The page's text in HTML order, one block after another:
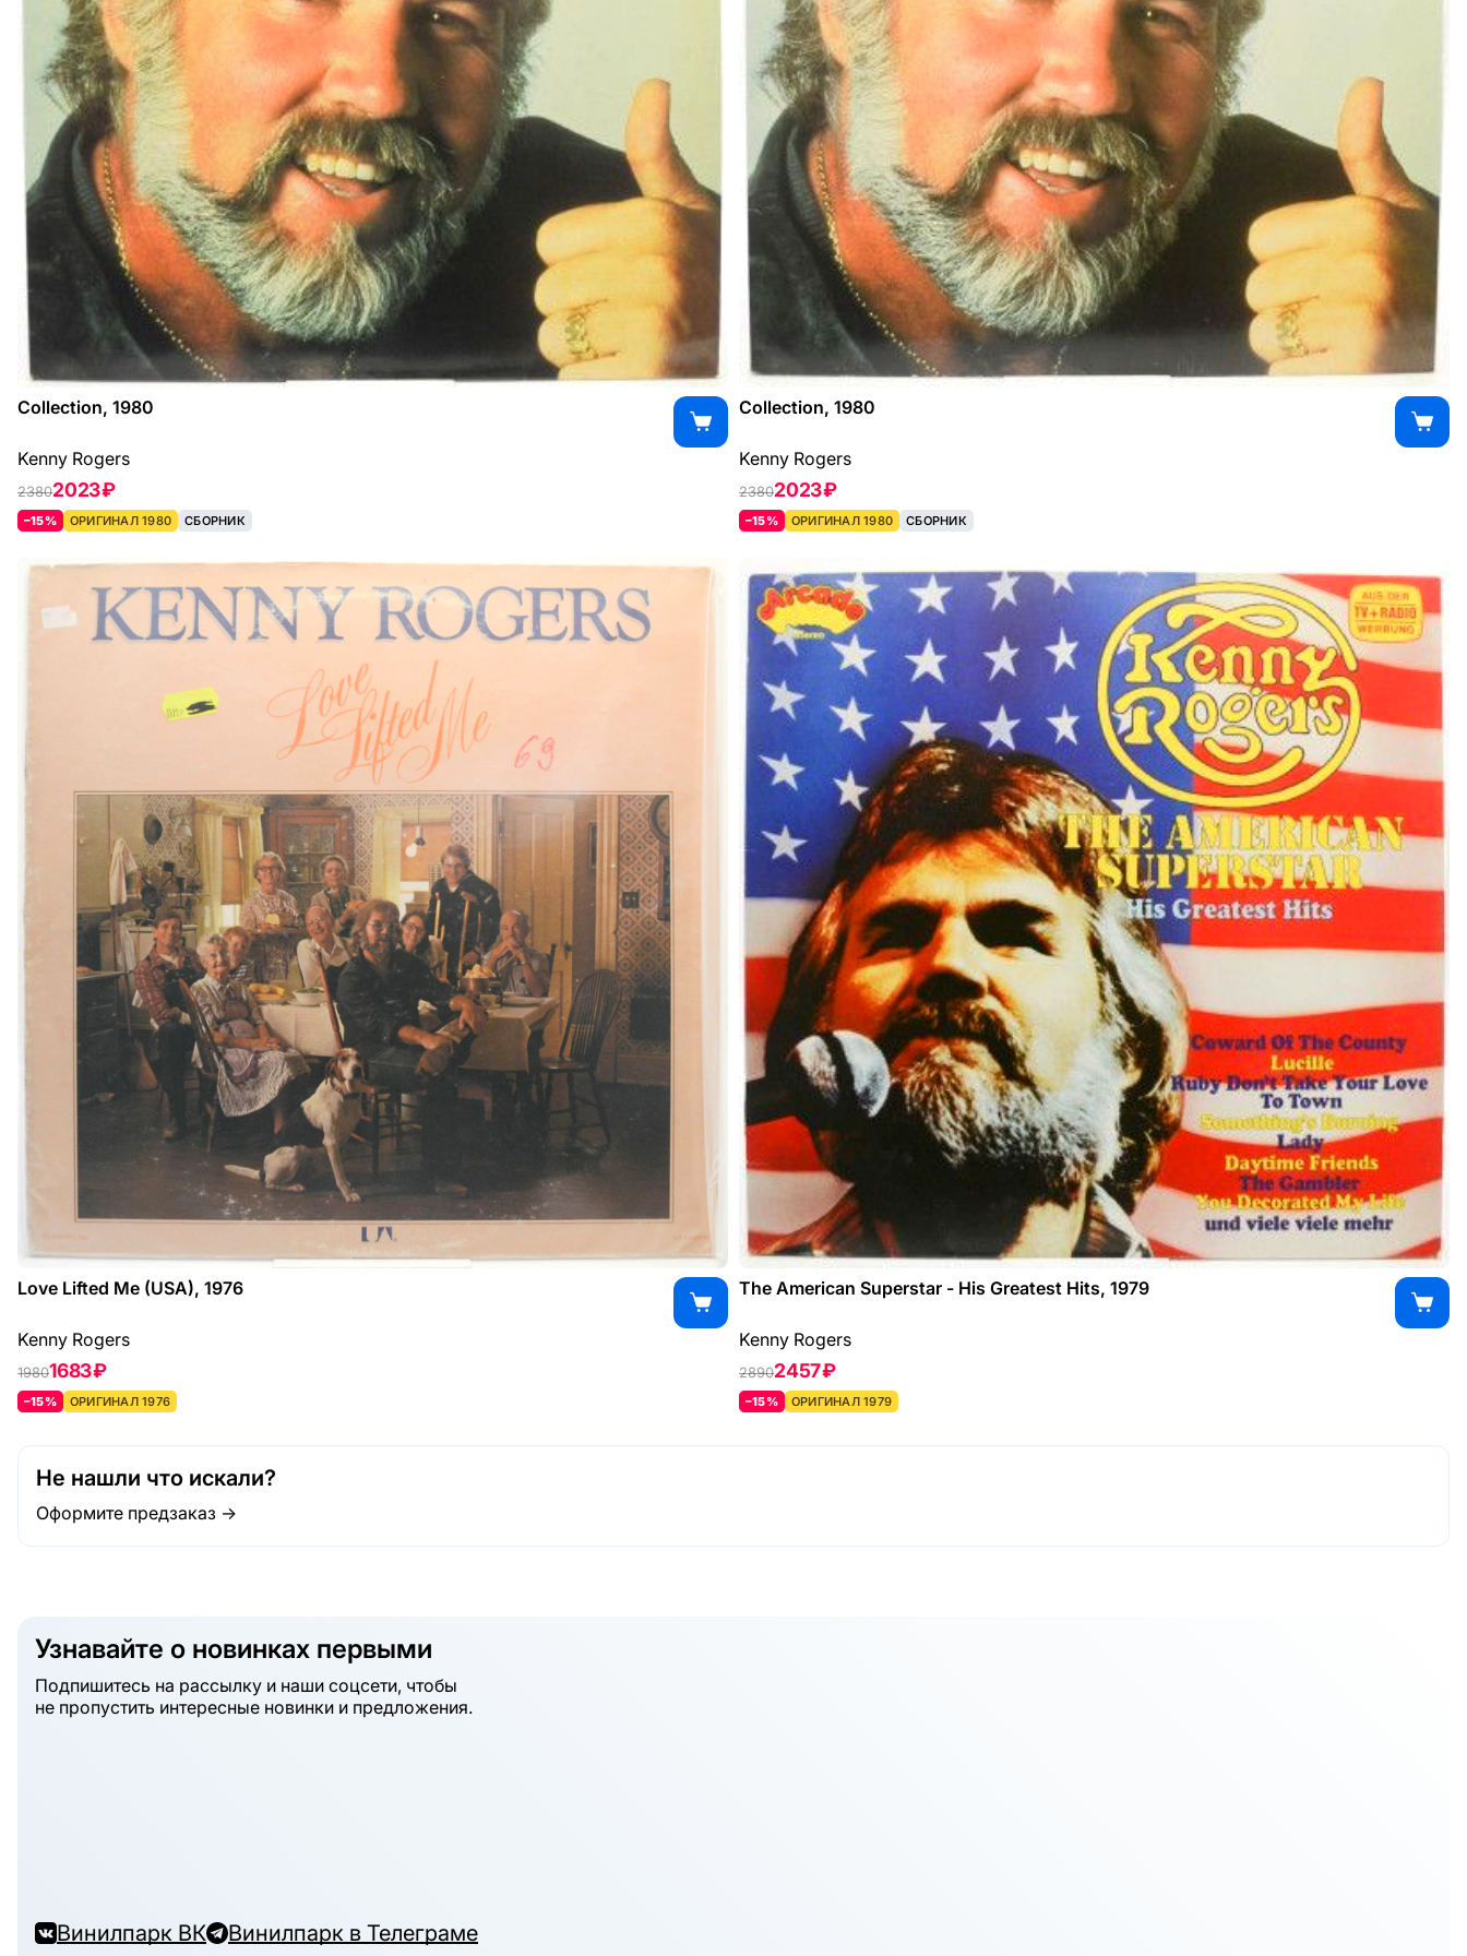
Collection, 1980
Kenny Rogers
23802023 ₽
–15% ОРИГИНАЛ 1980 СБОРНИК
Collection, 1980
Kenny Rogers
23802023 ₽
–15% ОРИГИНАЛ 1980 СБОРНИК
Love Lifted Me (USA), 1976
Kenny Rogers
19801683 ₽
–15% ОРИГИНАЛ 1976
The American Superstar - His Greatest Hits, 1979
Kenny Rogers
28902457 ₽
–15% ОРИГИНАЛ 1979
Не нашли что искали?
Оформите предзаказ →
Узнавайте о новинках первыми
Подпишитесь на рассылку и наши соцсети, чтобы
не пропустить интересные новинки и предложения.
Винилпарк ВК Винилпарк в Телеграме